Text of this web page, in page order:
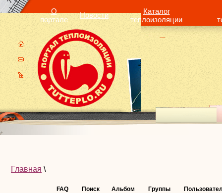
О
портале
Новости
Каталог
теплоизоляции
Главная \
FAQ Поиск Альбом Группы